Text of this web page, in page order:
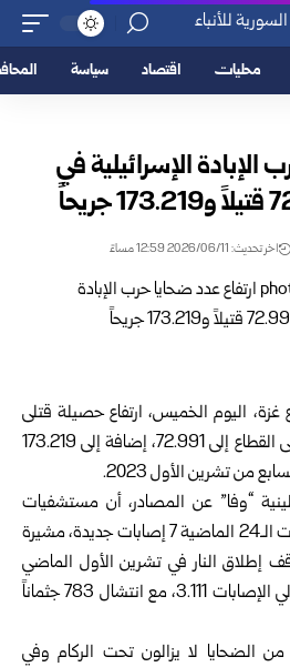
محليات اقتصاد سياسة
الإبادة الإسرائيلية في
اخر تحديث: 2026/06/11 12:59 مساءً
اليوم الخميس، ارتفاع حصيلة قتلى
عدوان الاحتلال ‏الإسرائيلي على القطاع إلى 72.991، إضافة إلى 173.219
من تشرين الأول 2023.‏
“وفا” عن المصادر، أن مستشفيات
القطاع استقبلت خلال ‏الساعات الـ24 الماضية 7 إصابات جديدة، مشيرة
إطلاق ‏النار في تشرين الأول الماضي
ارتفع إلى 981، فيما بلغ إجمالي الإصابات 3.111، مع انتشال ‌‏783 جثماناً
الضحايا لا يزالون تحت الركام وفي